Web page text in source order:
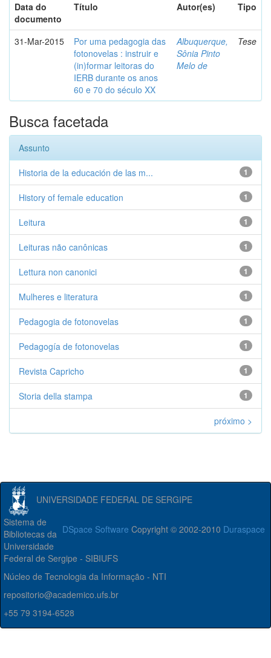
Data do
documento
Título Autor(es) Tipo
31-Mar-2015
Por uma pedagogia das
fotonovelas : instruir e
(in)formar leitoras do
IERB durante os anos
60 e 70 do século XX
Albuquerque,
Sônia Pinto
Melo de
Tese
Busca facetada
Assunto
1
Historia de la educación de las m...
1
History of female education
1
Leitura
1
Leituras não canônicas
1
Lettura non canonici
1
Mulheres e literatura
1
Pedagogia de fotonovelas
1
Pedagogía de fotonovelas
1
Revista Capricho
1
Storia della stampa
próximo >
UNIVERSIDADE FEDERAL DE SERGIPE
DSpace Software Copyright © 2002-2010 Duraspace
Sistema de
Bibliotecas da
Universidade
Federal de Sergipe - SIBIUFS
Núcleo de Tecnologia da Informação - NTI
repositorio@academico.ufs.br
+55 79 3194-6528